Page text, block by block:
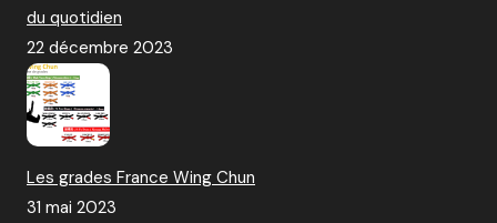
du quotidien
22 décembre 2023
Les grades France Wing Chun
31 mai 2023